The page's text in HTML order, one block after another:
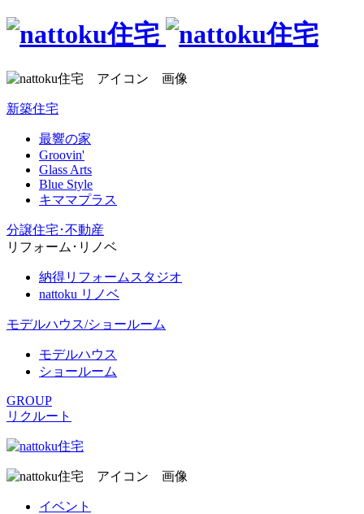
新築住宅
最響の家
Groovin'
Glass Arts
Blue Style
キママプラス
分譲住宅･不動産
リフォーム･リノベ
納得リフォームスタジオ
nattoku リノベ
モデルハウス/ショールーム
モデルハウス
ショールーム
GROUP
リクルート
イベント